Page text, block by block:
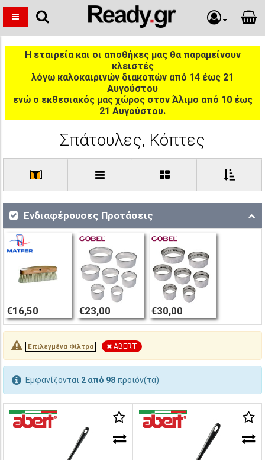
Η εταιρεία και οι αποθήκες μας θα παραμείνουν
κλειστές
λόγω καλοκαιρινών διακοπών από 14 έως 21
Αυγούστου
ενώ ο εκθεσιακός μας χώρος στον Άλιμο από 10 έως
21 Αυγούστου.
Σπάτουλες, Κόπτες
[ ]
Ενδιαφέρουσες Προτάσεις
€16,50 €23,00 €30,00
Επιλεγμένα Φίλτρα ABERT
Εμφανίζονται 2 από 98 προϊόν(τα)